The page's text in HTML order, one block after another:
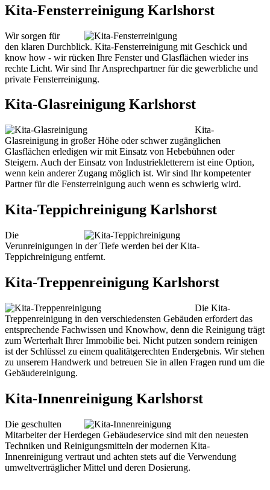
Kita-Fensterreinigung Karlshorst
Wir sorgen für
den klaren Durchblick. Kita-Fensterreinigung mit Geschick und
know how - wir rücken Ihre Fenster und Glasflächen wieder ins
rechte Licht. Wir sind Ihr Ansprechpartner für die gewerbliche und
private Fensterreinigung.
Kita-Glasreinigung Karlshorst
Kita-
Glasreinigung in großer Höhe oder schwer zugänglichen
Glasflächen erledigen wir mit Einsatz von Hebebühnen oder
Steigern. Auch der Einsatz von Industriekletterern ist eine Option,
wenn kein anderer Zugang möglich ist. Wir sind Ihr kompetenter
Partner für die Fensterreinigung auch wenn es schwierig wird.
Kita-Teppichreinigung Karlshorst
Die
Verunreinigungen in der Tiefe werden bei der Kita-
Teppichreinigung entfernt.
Kita-Treppenreinigung Karlshorst
Die Kita-
Treppenreinigung in den verschiedensten Gebäuden erfordert das
entsprechende Fachwissen und Knowhow, denn die Reinigung trägt
zum Werterhalt Ihrer Immobilie bei. Nicht putzen sondern reinigen
ist der Schlüssel zu einem qualitätgerechten Endergebnis. Wir stehen
zu unserem Handwerk und betreuen Sie in allen Fragen rund um die
Gebäudereinigung.
Kita-Innenreinigung Karlshorst
Die geschulten
Mitarbeiter der Herdegen Gebäudeservice sind mit den neuesten
Techniken und Reinigungsmitteln der modernen Kita-
Innenreinigung vertraut und achten stets auf die Verwendung
umweltverträglicher Mittel und deren Dosierung.